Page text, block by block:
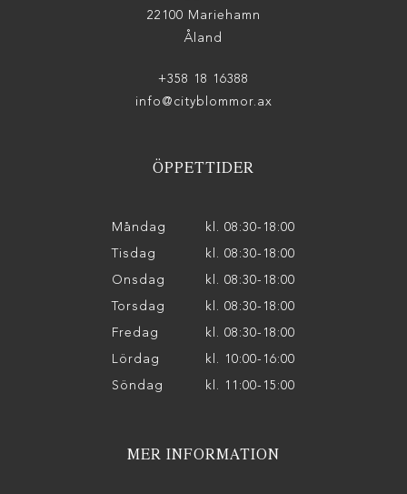
22100 Mariehamn
Åland
+358 18 16388
info@cityblommor.ax
ÖPPETTIDER
Måndag kl. 08:30-18:00
Tisdag kl. 08:30-18:00
Onsdag kl. 08:30-18:00
Torsdag kl. 08:30-18:00
Fredag kl. 08:30-18:00
Lördag kl. 10:00-16:00
Söndag kl. 11:00-15:00
MER INFORMATION